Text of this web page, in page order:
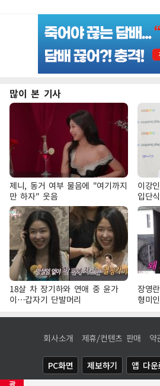
광
많이 본 기사
제니, 동거 여부 물음에 "여기까지
만 하자" 웃음
이강
입단
18살 차 장기하와 연애 중 윤가
이…갑자기 단발머리
장영
형미
회사소개 제휴/컨텐츠 판매 약
PC화면 제보하기 앱 다운